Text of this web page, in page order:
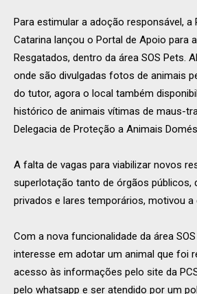
Para estimular a adoção responsável, a
Catarina lançou o Portal de Apoio para
Resgatados, dentro da área SOS Pets.
onde são divulgadas fotos de animais
do tutor, agora o local também
histórico de animais vítimas de maus-
Delegacia de Proteção a Animais
A falta de vagas para viabilizar novos
superlotação tanto de órgãos públicos,
privados e lares temporários, motivou
Com a nova funcionalidade da área
interesse em adotar um animal que foi
acesso às informações pelo site da
pelo whatsapp e ser atendido por um